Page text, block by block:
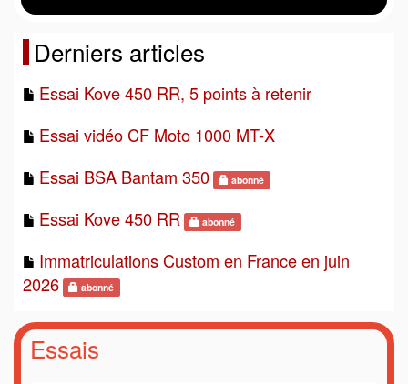
Derniers articles
Essai Kove 450 RR, 5 points à retenir
Essai vidéo CF Moto 1000 MT-X
Essai BSA Bantam 350
abonné
Essai Kove 450 RR abonné
Immatriculations Custom en France en juin
2026
abonné
Essais